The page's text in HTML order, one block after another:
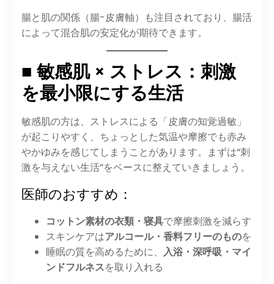
腸と肌の関係（腸-皮膚軸）も注目されており、腸活
によって混合肌の安定化が期待できます。
■ 敏感肌 × ストレス：刺激
を最小限にする生活
敏感肌の方は、ストレスによる「皮膚の知覚過敏」
が起こりやすく、ちょっとした気温や摩擦でも赤み
やかゆみを感じてしまうことがあります。まずは“刺
激を与えない生活”をベースに整えていきましょう。
医師のおすすめ：
コットン素材の衣類・寝具で摩擦刺激を減らす
スキンケアはアルコール・香料フリーのものを
睡眠の質を高めるために、 入浴・深呼吸・マイ
ンドフルネスを取り入れる